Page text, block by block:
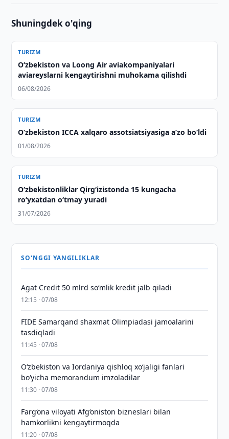
Shuningdek o'qing
TURIZM
Oʻzbekiston va Loong Air aviakompaniyalari
aviareyslarni kengaytirishni muhokama qilishdi
06/08/2026
TURIZM
O‘zbekiston ICCA xalqaro assotsiatsiyasiga aʼzo bo‘ldi
01/08/2026
TURIZM
O‘zbekistonliklar Qirg‘izistonda 15 kungacha
ro‘yxatdan o‘tmay yuradi
31/07/2026
SO'NGGI YANGILIKLAR
Agat Credit 50 mlrd so‘mlik kredit jalb qiladi
12:15 · 07/08
FIDE Samarqand shaxmat Olimpiadasi jamoalarini
tasdiqladi
11:45 · 07/08
Oʻzbekiston va Iordaniya qishloq xoʻjaligi fanlari
boʻyicha memorandum imzoladilar
11:30 · 07/08
Farg‘ona viloyati Afg‘oniston bizneslari bilan
hamkorlikni kengaytirmoqda
11:20 · 07/08